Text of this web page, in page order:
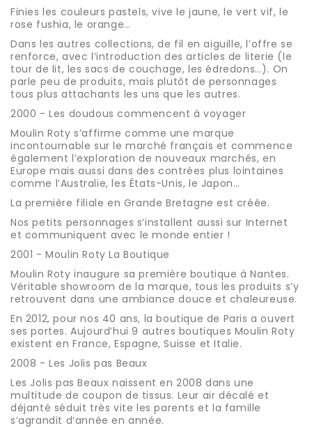
Finies les couleurs pastels, vive le jaune, le vert vif, le
rose fushia, le orange…
Dans les autres collections, de fil en aiguille, l’offre se
renforce, avec l’introduction des articles de literie (le
tour de lit, les sacs de couchage, les édredons…). On
parle peu de produits, mais plutôt de personnages
tous plus attachants les uns que les autres.
2000 - Les doudous commencent à voyager
Moulin Roty s’affirme comme une marque
incontournable sur le marché français et commence
également l’exploration de nouveaux marchés, en
Europe mais aussi dans des contrées plus lointaines
comme l’Australie, les États-Unis, le Japon…
La première filiale en Grande Bretagne est créée.
Nos petits personnages s’installent aussi sur Internet
et communiquent avec le monde entier !
2001 - Moulin Roty La Boutique
Moulin Roty inaugure sa première boutique à Nantes.
Véritable showroom de la marque, tous les produits s’y
retrouvent dans une ambiance douce et chaleureuse.
En 2012, pour nos 40 ans, la boutique de Paris a ouvert
ses portes. Aujourd’hui 9 autres boutiques Moulin Roty
existent en France, Espagne, Suisse et Italie.
2008 - Les Jolis pas Beaux
Les Jolis pas Beaux naissent en 2008 dans une
multitude de coupon de tissus. Leur air décalé et
déjanté séduit très vite les parents et la famille
s’agrandit d’année en année.